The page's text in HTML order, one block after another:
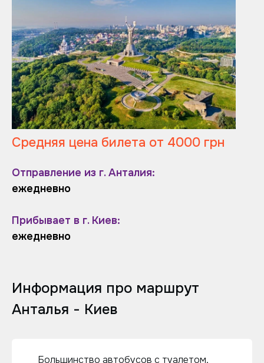
Средняя цена билета от 4000 грн
Отправление из г. Анталия:
ежедневно
Прибывает в г. Киев:
ежедневно
Информация про маршрут
Анталья - Киев
Большинство автобусов с туалетом,